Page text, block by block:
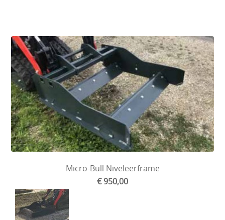
Micro-Bull Niveleerframe
€ 950,00